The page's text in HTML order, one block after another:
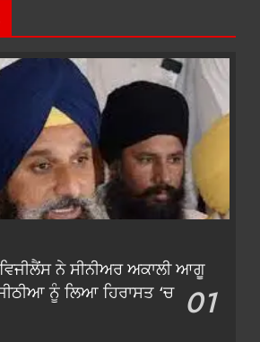
ਨੇ ਸੀਨੀਅਰ ਅਕਾਲੀ ਆਗੂ
ਨੂੰ ਲਿਆ ਹਿਰਾਸਤ ‘ਚ 01